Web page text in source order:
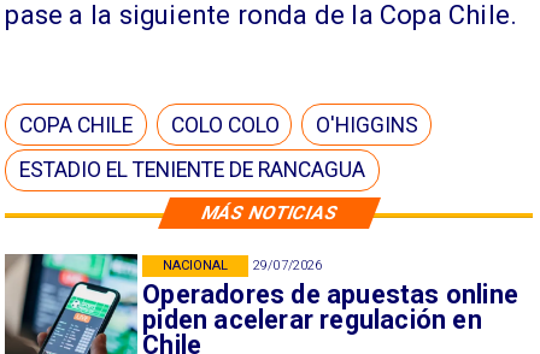
MÁS NOTICIAS
29/07/2026
Operadores de apuestas online
piden acelerar regulación en
Chile
NACIONAL
pase a la siguiente ronda de la Copa Chile.
COPA CHILE COLO COLO
O'HIGGINS
ESTADIO EL TENIENTE DE RANCAGUA